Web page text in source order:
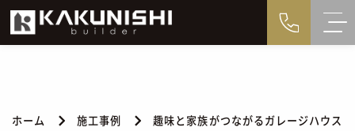
ホーム 施工事例 趣味と家族がつながるガレージハウス